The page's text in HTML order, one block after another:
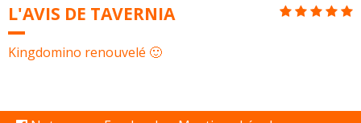
L'AVIS DE TAVERNIA
Kingdomino renouvelé 🙂